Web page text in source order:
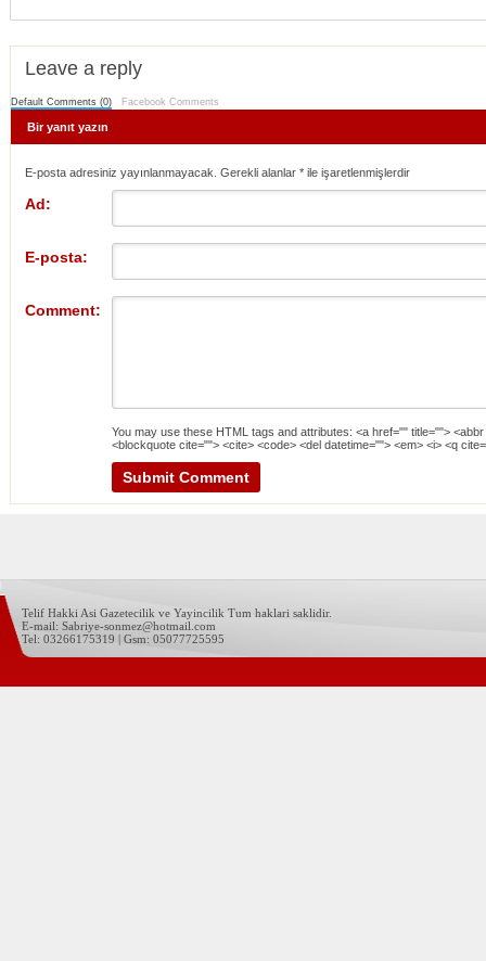
Leave a reply
Default Comments (0) Facebook Comments
Bir yanıt yazın
E-posta adresiniz yayınlanmayacak. Gerekli alanlar * ile işaretlenmişlerdir
Ad:
E-posta:
Comment:
You may use these HTML tags and attributes: <a href="" title="">
<blockquote cite=""> <cite> <code> <del datetime=""> <em> <i> <q
Telif Hakki Asi Gazetecilik ve Yayincilik Tum haklari saklidir.
E-mail: Sabriye-sonmez@hotmail.com
Tel: 03266175319 | Gsm: 05077725595